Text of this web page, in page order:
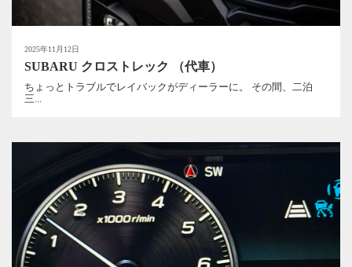
2025年11月12日
SUBARU クロストレック （代車）
ちょっとトラブルでレイバックがディーラーに。 その間、二泊
三...